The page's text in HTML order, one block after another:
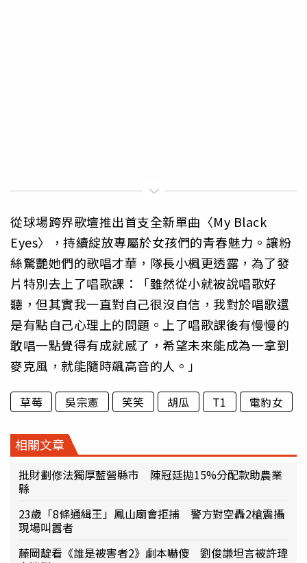
從球場跨界歌壇推出首支全新單曲〈My Black
Eyes〉，持續綻放專屬於女孩們的青春魅力。讓粉
絲驚艷她們的歌唱才華，隊長小楓更透露，為了發
片特別去上了唱歌課：「雖然從小就被說唱歌好
聽，但其實我一直對自己很沒自信，我對於唱歌還
是有點自己心理上的問題。上了唱歌課後有慢慢的
敢唱一點覺得有成就感了，希望未來能成為一拿到
麥克風，就能隨時飆高音的人。」
草莓 吳宗憲 笑笑 胡瓜 T1 電豹女
相關文章
批財劃修法獨厚藍營縣市 陳冠廷拋15%分配款助農業
縣
23歲「8條通緝王」鳳山廟會拒捕 警方對空轟2槍震攝
現場叫囂者
藤岡靛看《誰是被害者2》劇本嚇傻 劉俊謙坦言被許瑋